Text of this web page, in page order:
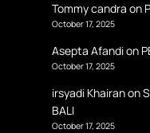
Tommy candra on
October 17, 2025
Asepta Afandion
October 17, 2025
irsyadi Khairanon
BALI
October 17, 2025